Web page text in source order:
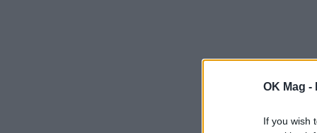
OK Mag -
If you wish